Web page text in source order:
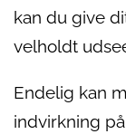
kan du give
velholdt
Endelig kan
indvirkning